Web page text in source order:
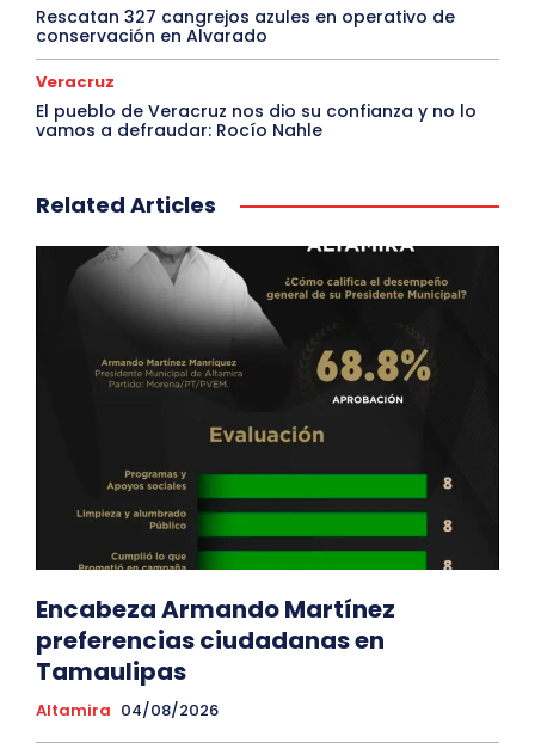
Rescatan 327 cangrejos azules en operativo de
conservación en Alvarado
Veracruz
El pueblo de Veracruz nos dio su confianza y no lo
vamos a defraudar: Rocío Nahle
Related Articles
Encabeza Armando Martínez
preferencias ciudadanas en
Tamaulipas
Altamira 04/08/2026